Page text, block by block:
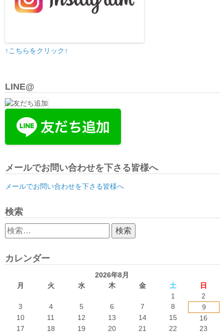
↑こちらをクリック↑
LINE@
メールでお問い合わせを下さる皆様へ
メールでお問い合わせを下さる皆様へ
検索
検
索:
カレンダー
2026年8月
月
火 水 木 金 土
日
1
2
3
4 5 6 7 8
9
10
11 12 13 14 15
16
17
18 19 20 21 22
23